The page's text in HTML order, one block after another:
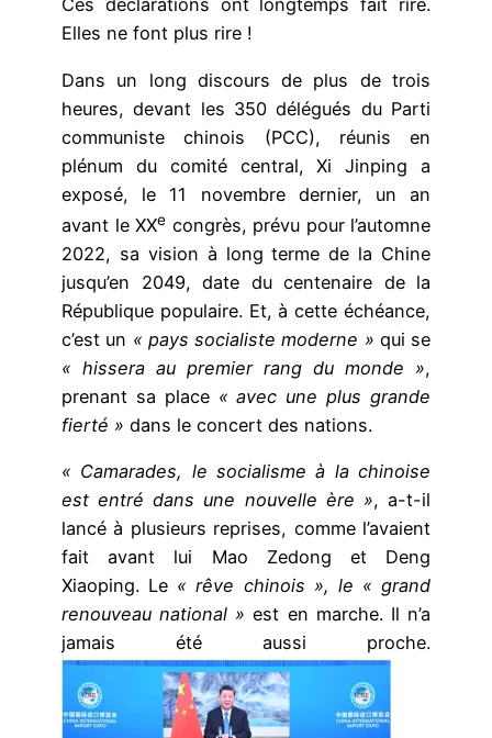
Ces déclarations ont longtemps fait rire.
Elles ne font plus rire !
Dans un long discours de plus de trois
heures, devant les 350 délégués du Parti
communiste chinois (PCC), réunis en
plénum du comité central, Xi Jinping a
exposé, le 11 novembre dernier, un an
avant le XXe congrès, prévu pour l’automne
2022, sa vision à long terme de la Chine
jusqu’en 2049, date du centenaire de la
République populaire. Et, à cette échéance,
c’est un « pays socialiste moderne » qui se
« hissera au premier rang du monde »,
prenant sa place « avec une plus grande
fierté » dans le concert des nations.
« Camarades, le socialisme à la chinoise
est entré dans une nouvelle ère », a-t-il
lancé à plusieurs reprises, comme l’avaient
fait avant lui Mao Zedong et Deng
Xiaoping. Le « rêve chinois », le « grand
renouveau national »est en marche. Il n’a
jamais été aussi proche.